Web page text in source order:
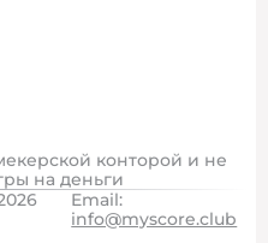
конторой и не
на деньги
Email:
info@myscore.club